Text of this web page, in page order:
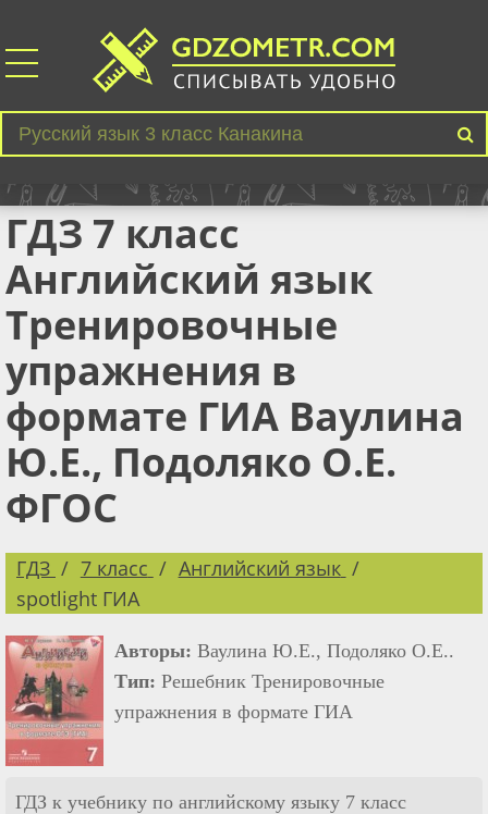
ГДЗ 7 класс
Английский язык
Тренировочные
упражнения в
формате ГИА Ваулина
Ю.Е., Подоляко О.Е.
ФГОС
ГДЗ 7 класс
Английский язык
spotlight ГИА
Авторы: Ваулина Ю.Е., Подоляко О.Е..
Тип: Решебник Тренировочные
упражнения в формате ГИА
ГДЗ к учебнику по английскому языку 7 класс